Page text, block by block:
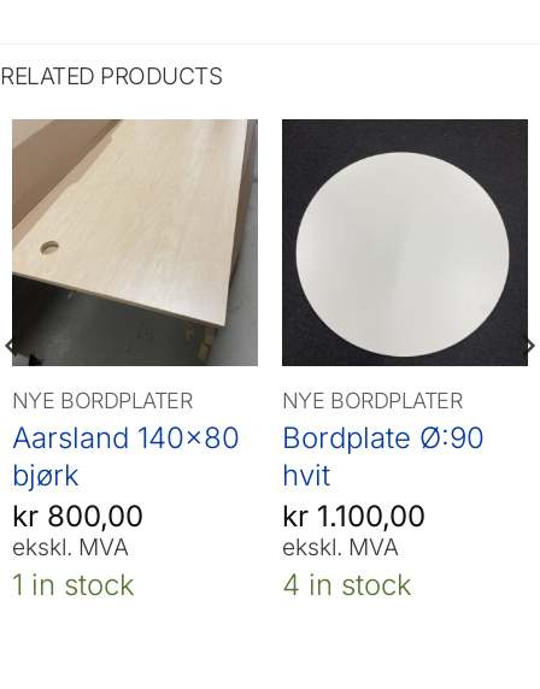
RELATED PRODUCTS
NYE BORDPLATER
Aarsland 140×80
bjørk
kr800,00
ekskl. MVA
1 in stock
NYE BORDPLATER
Bordplate Ø:90
hvit
kr1.100,00
ekskl. MVA
4 in stock